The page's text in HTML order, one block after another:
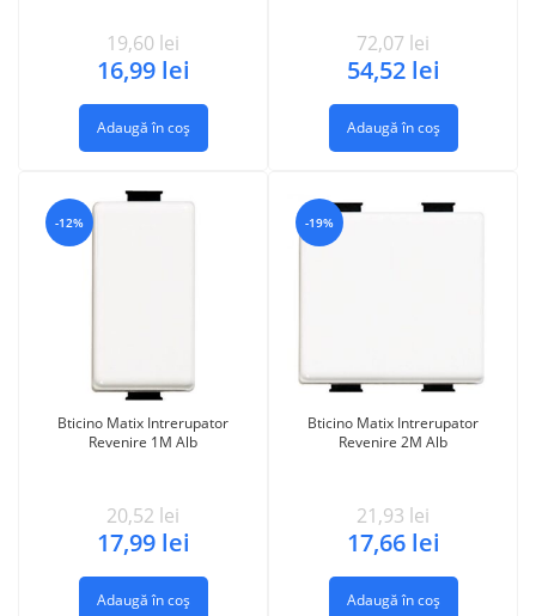
19,60 lei
16,99 lei
Adaugă în coș
72,07 lei
54,52 lei
Adaugă în coș
-12%
Bticino Matix Intrerupator
Revenire 1M Alb
20,52 lei
17,99 lei
Adaugă în coș
-19%
Bticino Matix Intrerupator
Revenire 2M Alb
21,93 lei
17,66 lei
Adaugă în coș